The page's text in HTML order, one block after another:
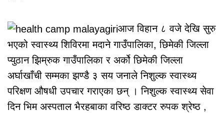
आज विहान ८ वजे देखि सुरु
भएको स्वास्थ्य शिविरमा मदाने गाउँपालिका, छिमेकी जिल्ला
प्युठान झिम्रुक गाउँपालिका र अर्को छिमेकी जिल्ला
अर्घाखाँची सम्मका झण्डै ३ सय जनाले निशुल्क स्वास्थ्य
परिक्षण औषधी उपचार गराएका छन् । निशुल्क स्वास्थ्य सेवा
दिन भिम अस्पताल भैरहबाका वरिष्ठ डाक्टर रुपक श्रेष्ठ ,